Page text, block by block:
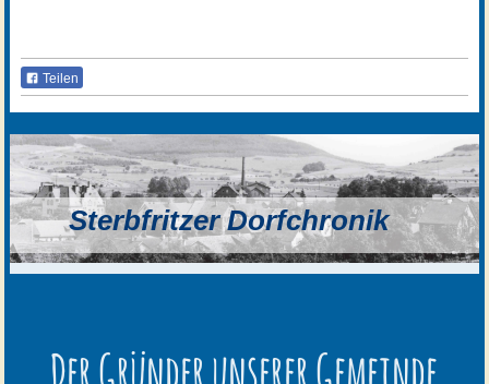
Teilen
Sterbfritzer Dorfchronik
Der Gründer unserer Gemeinde